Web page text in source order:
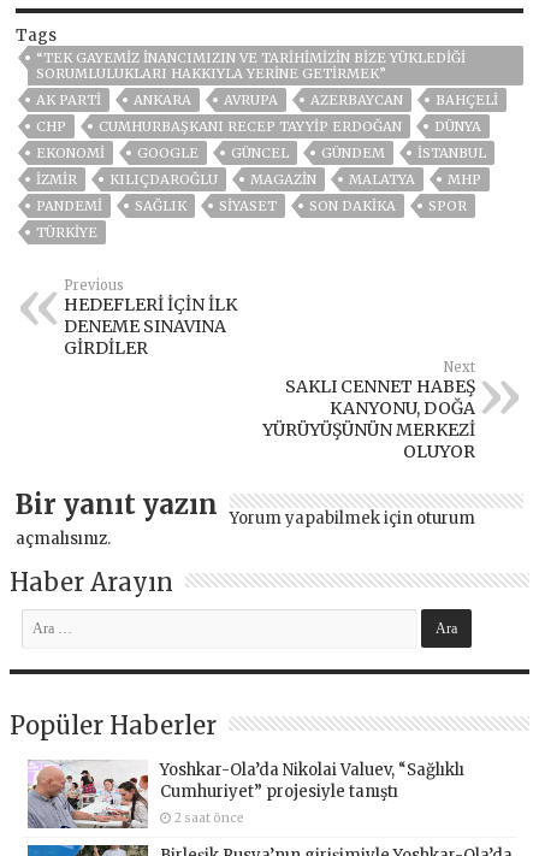
Tags
“TEK GAYEMİZ İNANCIMIZIN VE TARİHİMİZİN BİZE YÜKLEDİĞİ
SORUMLULUKLARI HAKKIYLA YERİNE GETİRMEK”
AK PARTİ
ANKARA AVRUPA AZERBAYCAN
BAHÇELİ
CHP
CUMHURBAŞKANI RECEP TAYYIP ERDOĞAN
DÜNYA
EKONOMİ
GOOGLE GÜNCEL GÜNDEM
ISTANBUL
İZMIR
KILIÇDAROĞLU MAGAZİN MALATYA
MHP
PANDEMİ
SAĞLIK SİYASET SON DAKIKA
SPOR
TÜRKİYE
Previous
HEDEFLERİ İÇİN İLK
DENEME SINAVINA
GİRDİLER
Next
SAKLI CENNET HABEŞ
KANYONU, DOĞA
YÜRÜYÜŞÜNÜN MERKEZİ
OLUYOR
Bir yanıt yazın Yorum yapabilmek için oturum
açmalısınız.
Haber Arayın
Popüler Haberler
Yoshkar-Ola’da Nikolai Valuev, “Sağlıklı
Cumhuriyet” projesiyle tanıştı
2 saat önce